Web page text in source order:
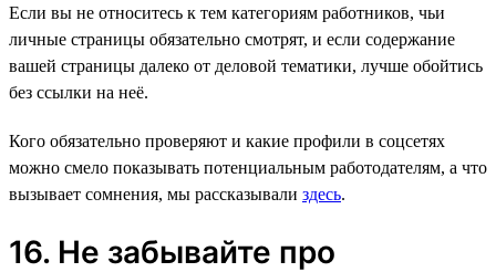
Если вы не относитесь к тем категориям работников, чьи
личные страницы обязательно смотрят, и если содержание
вашей страницы далеко от деловой тематики, лучше обойтись
без ссылки на неё.
Кого обязательно проверяют и какие профили в соцсетях
можно смело показывать потенциальным работодателям, а что
вызывает сомнения, мы рассказывали здесь.
16. Не забывайте про